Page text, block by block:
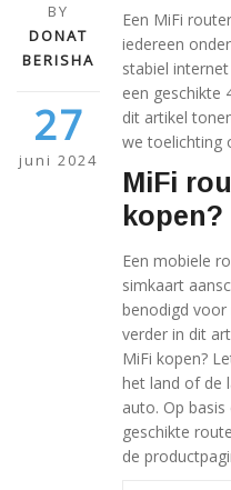
BY
DONAT
BERISHA
27
juni 2024
Een MiFi
iedereen
stabiel
een geschikte
dit artikel
we toelichting
MiFi
kopen?
Een mobiele
simkaart
benodigd
verder in dit
MiFi kopen?
het land of de
auto. Op
geschikte
de